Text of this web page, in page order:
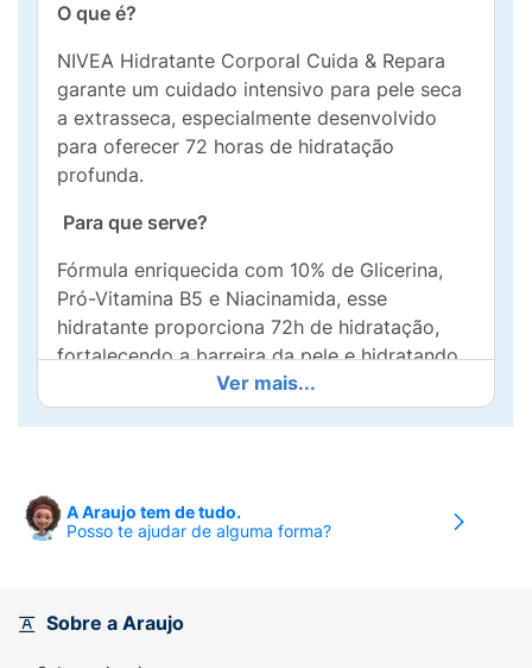
O que é?
NIVEA Hidratante Corporal Cuida & Repara
garante um cuidado intensivo para pele seca
a extrasseca, especialmente desenvolvido
para oferecer 72 horas de hidratação
profunda.
Para que serve?
Fórmula enriquecida com 10% de Glicerina,
Pró-Vitamina B5 e Niacinamida, esse
hidratante proporciona 72h de hidratação,
fortalecendo a barreira da pele e hidratando
profundamente, enquanto acalma os sintomas
da pele ressecada.
- Hidratação de 72 horas
Ver mais...
A Araujo tem de tudo.
Posso te ajudar de alguma forma?
Sobre a Araujo